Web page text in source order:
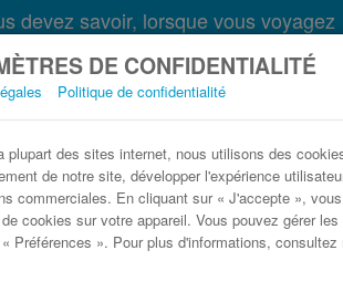
DE CONFIDENTIALITÉ
Politique de confidentialité
plupart des sites internet, nous utilisons des
de notre site, développer l'expérience
commerciales. En cliquant sur « J'accepte »,
cookies sur votre appareil. Vous pouvez gérer
Préférences ». Pour plus d'informations,
devez savoir, lorsque vous voyagez
Bus La Rochelle pas
Trouvez votre billet de bus